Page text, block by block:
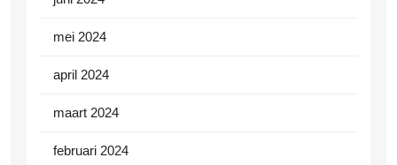
mei 2024
april 2024
maart 2024
februari 2024